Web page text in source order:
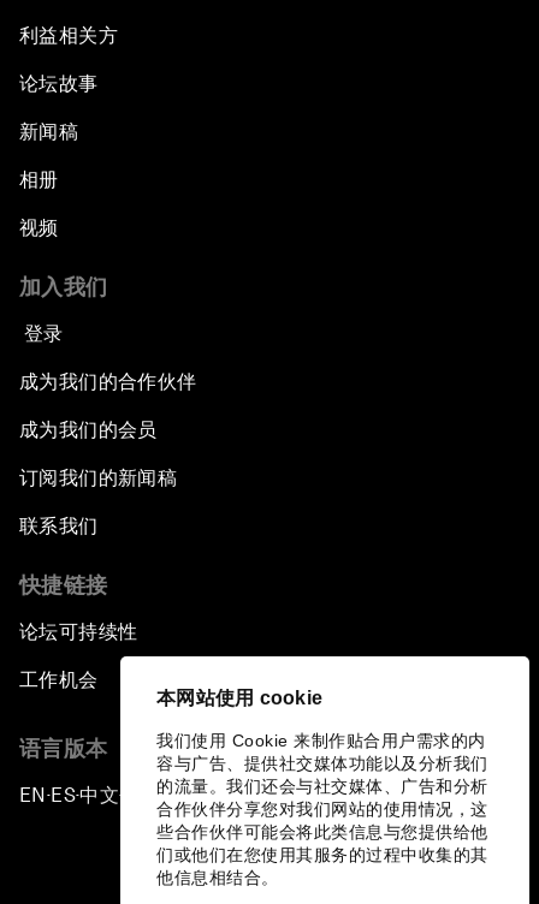
本网站使用 cookie
我们使用 Cookie 来制作贴合用户需求的内
容与广告、提供社交媒体功能以及分析我们
的流量。我们还会与社交媒体、广告和分析
合作伙伴分享您对我们网站的使用情况，这
些合作伙伴可能会将此类信息与您提供给他
们或他们在您使用其服务的过程中收集的其
他信息相结合。
利益相关方
论坛故事
新闻稿
相册
视频
加入我们
登录
成为我们的合作伙伴
成为我们的会员
订阅我们的新闻稿
联系我们
快捷链接
论坛可持续性
工作机会
语言版本
EN ▪ES▪中文▪ 日本語